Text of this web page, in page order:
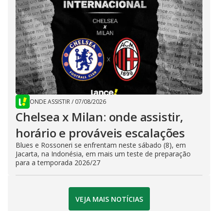
ONDE ASSISTIR/ 07/08/2026
Chelsea x Milan: onde assistir,
horário e prováveis escalações
Blues e Rossoneri se enfrentam neste sábado (8), em
Jacarta, na Indonésia, em mais um teste de preparação
para a temporada 2026/27
VEJA MAIS NOTÍCIAS